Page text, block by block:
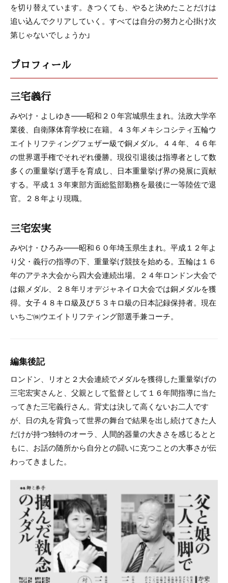
を切り替えています。きつくても、やると決めたことだけは
追い込んでクリアしていく。すべては自分の努力と心掛け次
第じゃないでしょうか」
プロフィール
三宅義行
みやけ・よしゆき――昭和２０年宮城県生まれ。法政大学卒
業後、自衛隊体育学校に在籍。４３年メキシコシティ五輪ウ
エイトリフティングフェザー級で銅メダル。４４年、４６年
の世界選手権でそれぞれ優勝。現役引退後は指導者として数
多くの重量挙げ選手を育成し、日本重量挙げ界の発展に貢献
する。平成１３年東部方面総監部勤務を最後に一等陸佐で退
官。２８年より現職。
三宅宏実
みやけ・ひろみ――昭和６０年埼玉県生まれ。平成１２年よ
り父・義行の指導の下、重量挙げ競技を始める。五輪は１６
年のアテネ大会から四大会連続出場。２４年ロンドン大会で
は銀メダル、２８年リオデジャネイロ大会では銅メダルを獲
得。女子４８キロ級及び５３キロ級の日本記録保持者。現在
いちご㈱ウエイトリフティング部選手兼コーチ。
編集後記
ロンドン、リオと２大会連続でメダルを獲得した重量挙げの
三宅宏実さんと、父親として監督として１６年間指導に当た
ってきた三宅義行さん。背丈は決して高くないお二人です
が、日の丸を背負って世界の舞台で結果を出し続けてきた人
だけが持つ独特のオーラ、人間的器量の大きさを感じるとと
もに、お話の随所から自分との闘いに克つことの大事さが伝
わってきました。